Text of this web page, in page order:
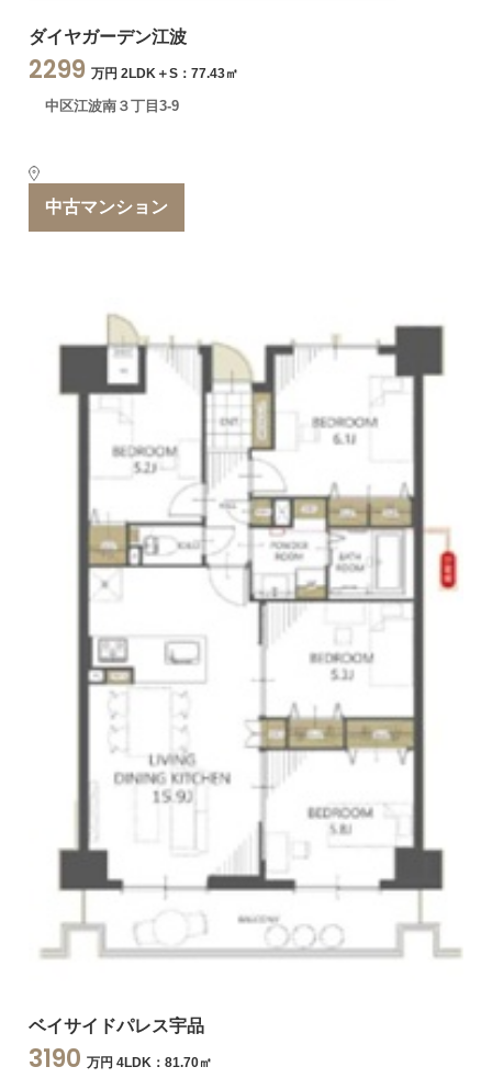
ダイヤガーデン江波
2299 万円 2LDK＋S：77.43㎡
中区江波南３丁目3-9
中古マンション
ベイサイドパレス宇品
3190 万円 4LDK：81.70㎡